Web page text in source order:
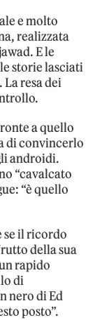
e molto
realizzata
E le
storie lasciati
. La resa dei
a quello
di convincerlo
androidi.
“cavalcato
“è quello
se il ricordo
della sua
rapido
di
nero di Ed
posto”.